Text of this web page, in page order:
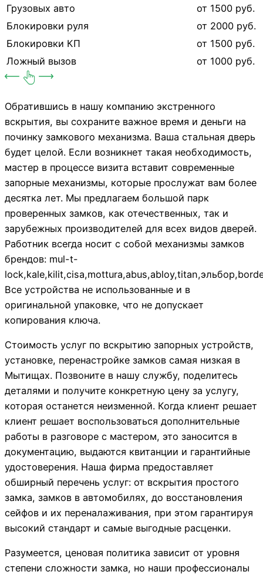
Грузовых авто
от 1500 руб.
Блокировки руля
от 2000 руб.
Блокировки КП
от 1500 руб.
Ложный вызов
от 1000 руб.
Обратившись в нашу компанию экстренного
вскрытия, вы сохраните важное время и деньги на
починку замкового механизма. Ваша стальная дверь
будет целой. Если возникнет такая необходимость,
мастер в процессе визита вставит современные
запорные механизмы, которые прослужат вам более
десятка лет. Мы предлагаем большой парк
проверенных замков, как отечественных, так и
зарубежных производителей для всех видов дверей.
Работник всегда носит с собой механизмы замков
брендов: mul-t-
Все устройства не использованные и в
оригинальной упаковке, что не допускает
копирования ключа.
Стоимость услуг по вскрытию запорных устройств,
установке, перенастройке замков самая низкая в
Мытищах. Позвоните в нашу службу, поделитесь
деталями и получите конкретную цену за услугу,
которая останется неизменной. Когда клиент решает
клиент решает воспользоваться дополнительные
работы в разговоре с мастером, это заносится в
документацию, выдаются квитанции и гарантийные
удостоверения. Наша фирма предоставляет
обширный перечень услуг: от вскрытия простого
замка, замков в автомобилях, до восстановления
сейфов и их переналаживания, при этом гарантируя
высокий стандарт и самые выгодные расценки.
Разумеется, ценовая политика зависит от уровня
степени сложности замка, но наши профессионалы